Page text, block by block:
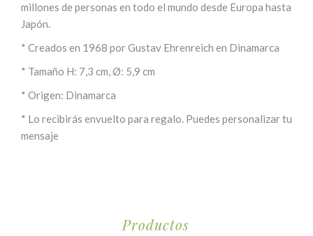
millones de personas en todo el mundo desde Europa hasta
Japón.
* Creados en 1968 por Gustav Ehrenreich en Dinamarca
* Tamaño H: 7,3 cm, Ø: 5,9 cm
* Origen: Dinamarca
* Lo recibirás envuelto para regalo. Puedes personalizar tu
mensaje
Productos